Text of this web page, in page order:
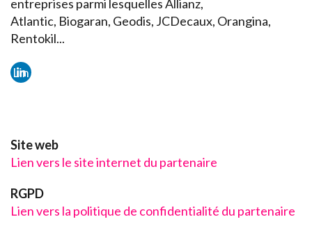
entreprises parmi lesquelles Allianz,
Atlantic, Biogaran, Geodis, JCDecaux, Orangina,
Rentokil...
Lin
Site web
Lien vers le site internet du partenaire
RGPD
Lien vers la politique de confidentialité du partenaire